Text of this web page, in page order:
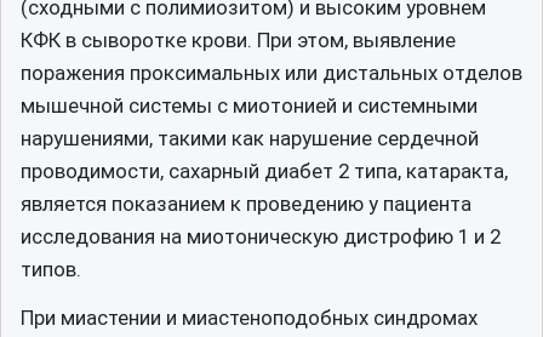
(сходными с полимиозитом) и высоким уровнем
КФК в сыворотке крови. При этом, выявление
поражения проксимальных или дистальных отделов
мышечной системы с миотонией и системными
нарушениями, такими как нарушение сердечной
проводимости, сахарный диабет 2 типа, катаракта,
является показанием к проведению у пациента
исследования на миотоническую дистрофию 1 и 2
типов.
При миастении и миастеноподобных синдромах